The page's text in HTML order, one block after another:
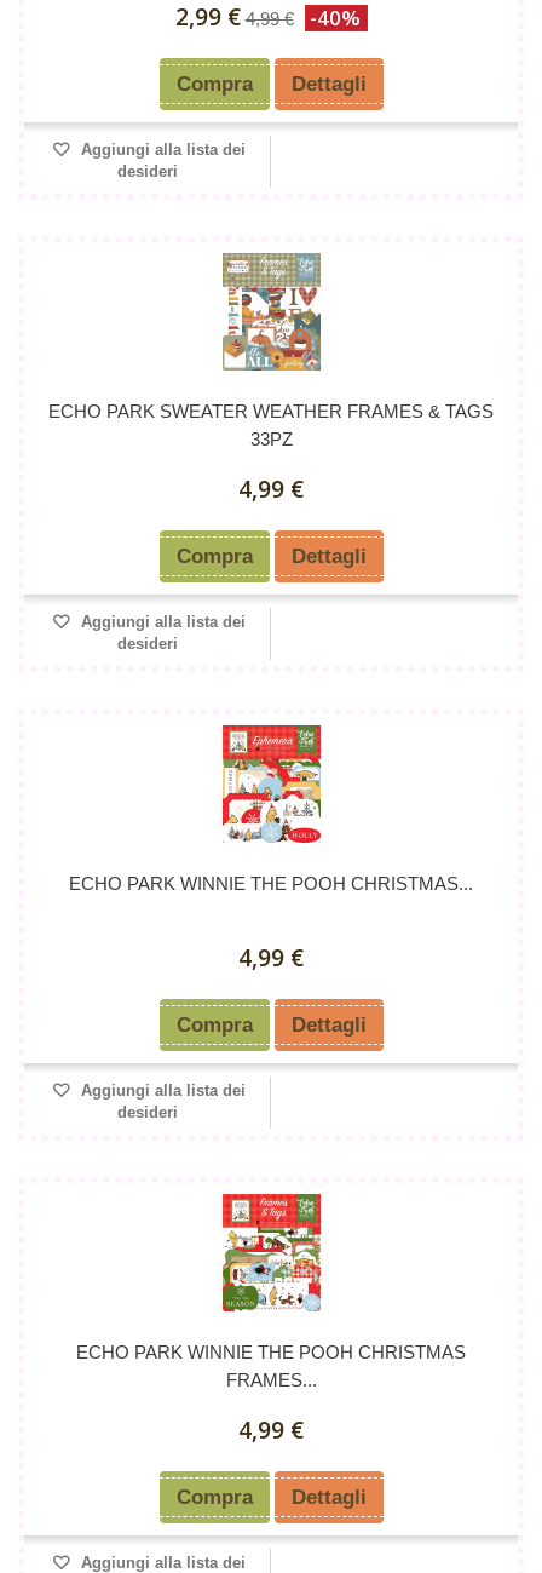
2,99 € 4,99 € -40%
Compra Dettagli
Aggiungi alla lista dei
desideri
ECHO PARK SWEATER WEATHER FRAMES & TAGS
33PZ
4,99 €
Compra Dettagli
Aggiungi alla lista dei
desideri
ECHO PARK WINNIE THE POOH CHRISTMAS...
4,99 €
Compra Dettagli
Aggiungi alla lista dei
desideri
ECHO PARK WINNIE THE POOH CHRISTMAS
FRAMES...
4,99 €
Compra Dettagli
Aggiungi alla lista dei